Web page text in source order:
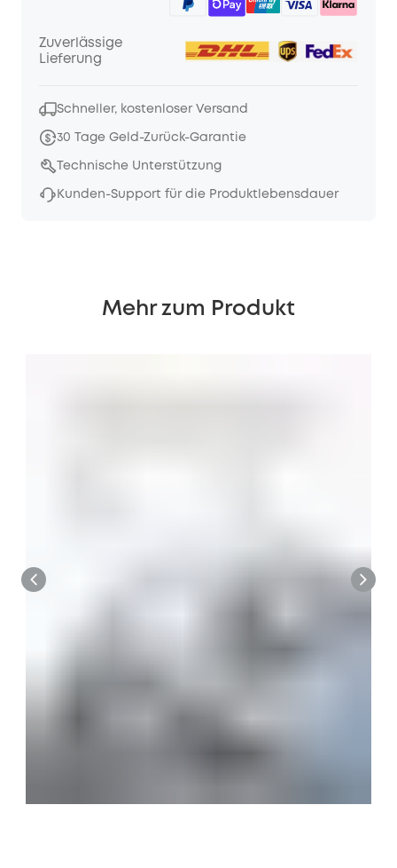
Zuverlässige
Lieferung
Schneller, kostenloser Versand
30 Tage Geld-Zurück-Garantie
Technische Unterstützung
Kunden-Support für die Produktlebensdauer
Mehr zum Produkt